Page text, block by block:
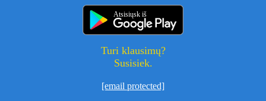
Atsisiųsk iš
Turi klausimų?
Susisiek.
[email protected]